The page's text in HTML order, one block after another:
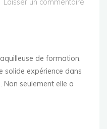
Laisser un commentaire
de formation,
solide expérience dans
Non seulement elle a